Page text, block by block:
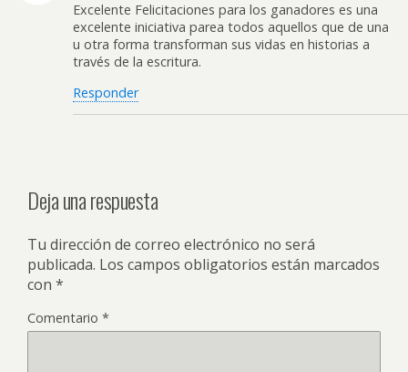
Excelente Felicitaciones para los ganadores es una
excelente iniciativa parea todos aquellos que de una
u otra forma transforman sus vidas en historias a
través de la escritura.
Responder
Deja una respuesta
Tu dirección de correo electrónico no será
publicada. Los campos obligatorios están marcados
con *
Comentario *